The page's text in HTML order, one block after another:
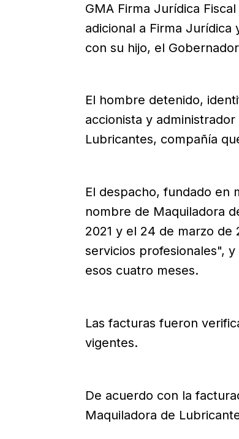
GMA Firma Jurídica
adicional a Firma
con su hijo, el
El hombre detenido,
accionista y
Lubricantes, compañía
El despacho, fundado en
nombre de Maquiladora
2021 y el 24 de marzo
servicios profesionales",
esos cuatro meses.
Las facturas fueron
vigentes.
De acuerdo con la
Maquiladora de